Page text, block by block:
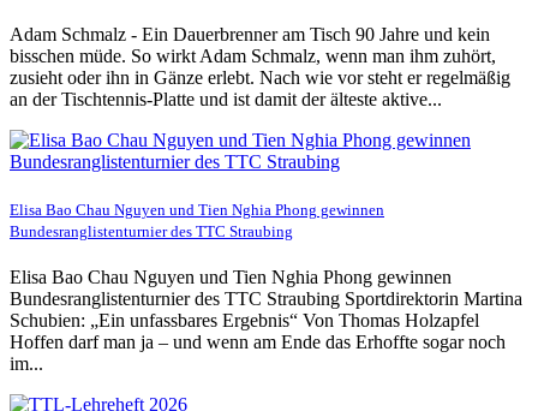
Adam Schmalz - Ein Dauerbrenner am Tisch 90 Jahre und kein
bisschen müde. So wirkt Adam Schmalz, wenn man ihm zuhört,
zusieht oder ihn in Gänze erlebt. Nach wie vor steht er regelmäßig
an der Tischtennis-Platte und ist damit der älteste aktive...
Elisa Bao Chau Nguyen und Tien Nghia Phong gewinnen
Bundesranglistenturnier des TTC Straubing
Elisa Bao Chau Nguyen und Tien Nghia Phong gewinnen
Bundesranglistenturnier des TTC Straubing Sportdirektorin Martina
Schubien: „Ein unfassbares Ergebnis“ Von Thomas Holzapfel
Hoffen darf man ja – und wenn am Ende das Erhoffte sogar noch
im...